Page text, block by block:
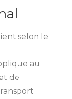
selon le
au
de